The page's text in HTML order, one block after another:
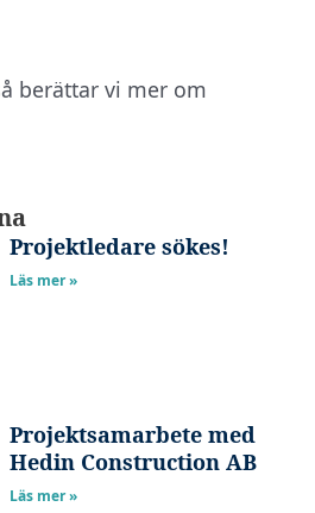
berättar vi mer om
Projektledare sökes!
Läs mer »
Projektsamarbete med
Hedin Construction AB
Läs mer »